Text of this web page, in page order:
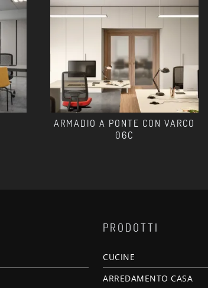
ARMADIO A PONTE CON VARCO
06C
PRODOTTI
CUCINE
ARREDAMENTO CASA